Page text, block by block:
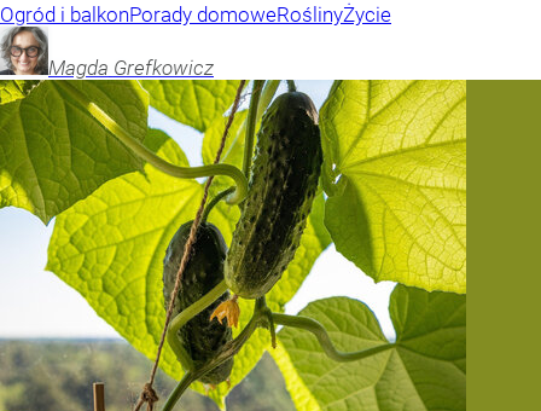
Ogród i balkonPorady domoweRoślinyŻycie
Magda Grefkowicz